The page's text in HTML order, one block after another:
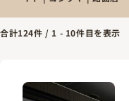
合計124件 / 1 - 10件目を表示